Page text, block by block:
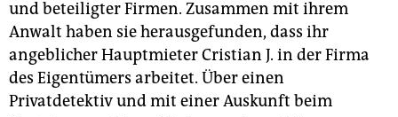
und beteiligter Firmen. Zusammen mit ihrem
Anwalt haben sie herausgefunden, dass ihr
angeblicher Hauptmieter Cristian J. in der Firma
des Eigentümers arbeitet. Über einen
Privatdetektiv und mit einer Auskunft beim